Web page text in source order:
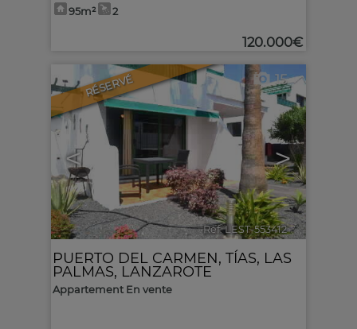
95m² 2
120.000€
RÉSERVÉ
< >
15
Ref. LEST-553412 🔗
PUERTO DEL CARMEN, TÍAS, LAS
PALMAS, LANZAROTE
Appartement En vente